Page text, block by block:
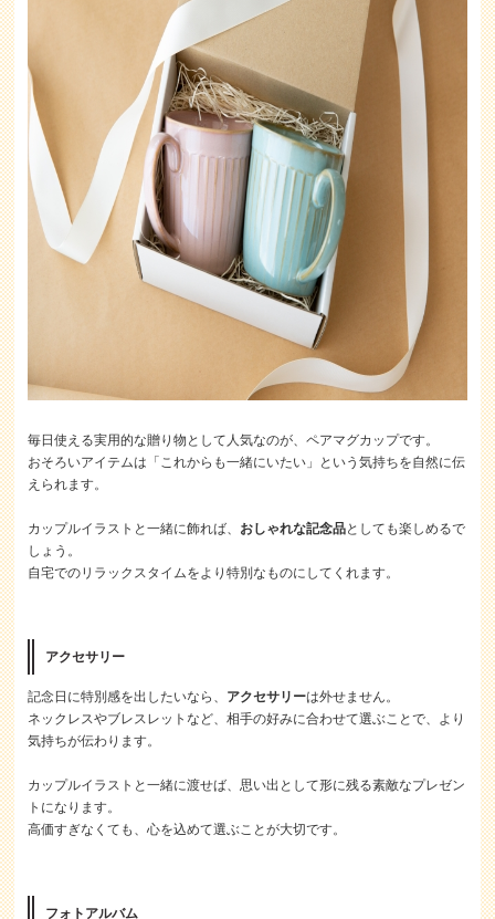
毎日使える実用的な贈り物として人気なのが、ペアマグカップです。
おそろいアイテムは「これからも一緒にいたい」という気持ちを自然に伝
えられます。
カップルイラストと一緒に飾れば、 おしゃれな記念品としても楽しめるで
しょう。
自宅でのリラックスタイムをより特別なものにしてくれます。
アクセサリー
記念日に特別感を出したいなら、 アクセサリーは外せません。
ネックレスやブレスレットなど、相手の好みに合わせて選ぶことで、より
気持ちが伝わります。
カップルイラストと一緒に渡せば、思い出として形に残る素敵なプレゼン
トになります。
高価すぎなくても、心を込めて選ぶことが大切です。
フォトアルバム